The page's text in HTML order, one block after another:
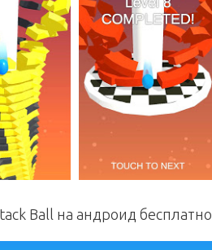
Ball на андроид бесплатно